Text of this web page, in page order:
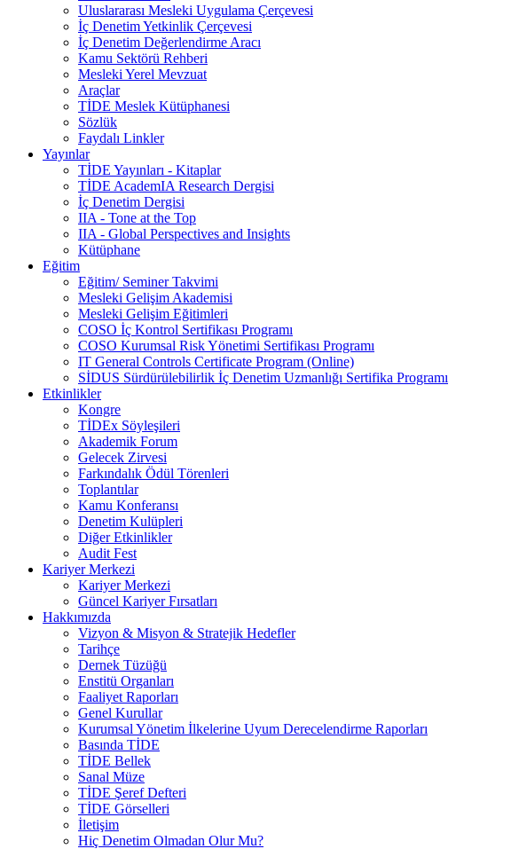
Uluslararası Mesleki Uygulama Çerçevesi
İç Denetim Yetkinlik Çerçevesi
İç Denetim Değerlendirme Aracı
Kamu Sektörü Rehberi
Mesleki Yerel Mevzuat
Araçlar
TİDE Meslek Kütüphanesi
Sözlük
Faydalı Linkler
Yayınlar
TİDE Yayınları - Kitaplar
TİDE AcademIA Research Dergisi
İç Denetim Dergisi
IIA - Tone at the Top
IIA - Global Perspectives and Insights
Kütüphane
Eğitim
Eğitim/ Seminer Takvimi
Mesleki Gelişim Akademisi
Mesleki Gelişim Eğitimleri
COSO İç Kontrol Sertifikası Programı
COSO Kurumsal Risk Yönetimi Sertifikası Programı
IT General Controls Certificate Program (Online)
SİDUS Sürdürülebilirlik İç Denetim Uzmanlığı Sertifika Programı
Etkinlikler
Kongre
TİDEx Söyleşileri
Akademik Forum
Gelecek Zirvesi
Farkındalık Ödül Törenleri
Toplantılar
Kamu Konferansı
Denetim Kulüpleri
Diğer Etkinlikler
Audit Fest
Kariyer Merkezi
Kariyer Merkezi
Güncel Kariyer Fırsatları
Hakkımızda
Vizyon & Misyon & Stratejik Hedefler
Tarihçe
Dernek Tüzüğü
Enstitü Organları
Faaliyet Raporları
Genel Kurullar
Kurumsal Yönetim İlkelerine Uyum Derecelendirme Raporları
Basında TİDE
TİDE Bellek
Sanal Müze
TİDE Şeref Defteri
TİDE Görselleri
İletişim
Hiç Denetim Olmadan Olur Mu?